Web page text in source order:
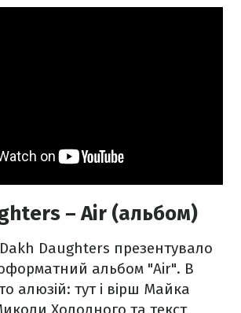
– Air (альбом)
Daughters презентувало
альбом "Air". В
алюзій: тут і вірш Майка
Холодного та текст